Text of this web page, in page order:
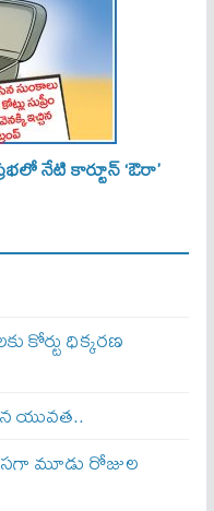
నేటి కార్టూన్ ‘ఔరా’
కోర్టు ధిక్కరణ
యువత..
మూడు రోజుల